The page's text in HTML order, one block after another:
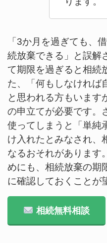
「3か月を過ぎても、
続放棄できる」と誤解
て期限を過ぎると相続
た、「何もしなければ
と思われる方もいます
の申立てが必要です。
使ってしまうと「単純
け入れたとみなされ、
なるおそれがあります
めにも、相続放棄の期
に確認しておくことが
相続無料相談